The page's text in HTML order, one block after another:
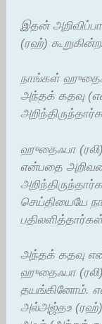
இதன்
(ரஹ்)
நாங்கள்
அந்தக் கதவு
ஹுதைஃபா
என்பதை
செய்தியையே
அந்தக் கதவு
ஹுதைஃபா
தயங்கினோம்.
அல்அஜ்தஉ